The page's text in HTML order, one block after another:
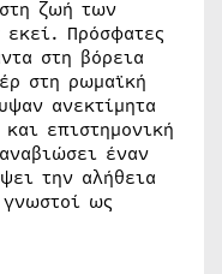
ζωή των
Πρόσφατες
στη βόρεια
στη ρωμαϊκή
ανεκτίμητα
επιστημονική
έναν
την αλήθεια
ως